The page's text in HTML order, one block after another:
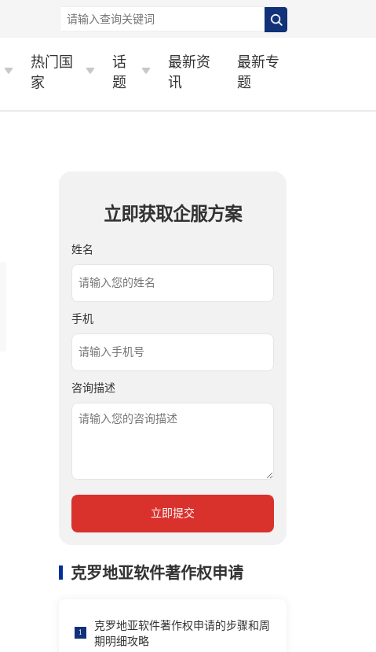
热门国
家
话
题
最新资
讯
最新专
题
立即获取企服方案
姓名
手机
咨询描述
立即提交
克罗地亚软件著作权申请
1
克罗地亚软件著作权申请的步骤和周
期明细攻略